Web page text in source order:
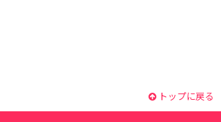
トップに戻る